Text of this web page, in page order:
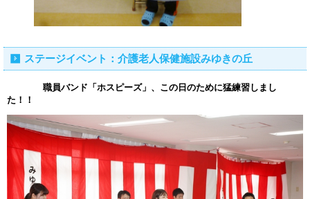
ステージイベント：介護老人保健施設みゆきの丘
職員バンド「ホスピーズ」、この日のために猛練習しまし
た！！